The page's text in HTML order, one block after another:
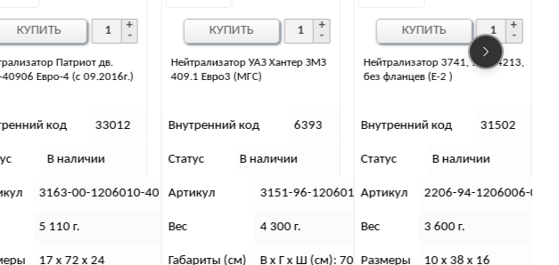
Нейтрализатор УАЗ Хантер ЗМЗ
409.1 Евро3 (МГС)
Внутренний код 6393
Статус В наличии
Артикул 3151-96-1206010-01
Габариты (см) В х Г х Ш (см): 70х33х17
КУПИТЬ
Нейтрализатор 3741, УМЗ-4213,
без фланцев (Е-2 )
Внутренний код 31502
Статус В наличии
Артикул 2206-94-1206006-00
3 600 г.
Размеры 10 х 38 х 16
КУПИТЬ
Нейтрализатор 3741, УМЗ-4213 с
приемной трубой ЭМ
Внутренний код 31503
Статус В наличии
Артикул 2206-94-1206010-
5 600 г.
Размеры 20 х 90 х 30
КУПИТЬ